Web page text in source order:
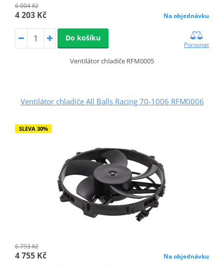
6 004 Kč
4 203 Kč Na objednávku
Do košíku
Porovnat
Ventilátor chladiče RFM0005
Ventilátor chladiče All Balls Racing 70-1006 RFM0006
SLEVA 30%
6 793 Kč
4 755 Kč Na objednávku